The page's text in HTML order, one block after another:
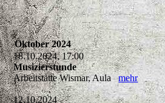
Oktober 2024
18.10.2024, 17:00
Musizierstunde
Arbeitstätte Wismar, Aulamehr
12.10.2024